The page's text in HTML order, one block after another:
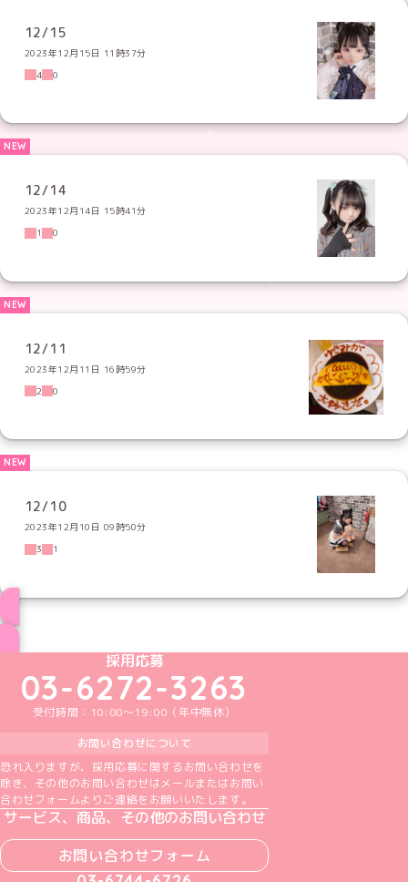
12/15
2023年12月15日 11時37分
4
0
12/14
2023年12月14日 15時41分
1
0
12/11
2023年12月11日 16時59分
2
0
12/10
2023年12月10日 09時50分
3
1
めいどりーみんTikTok公式アカウント
めいどりーみんX公式アカウント
めいどりーみんInstagram公式アカウント
めいどりーみんFacebook公式アカウン
めいどりーみんYouTube公式アカ
採用応募
03-6272-3263
受付時間：10:00～19:00（年中無休）
お問い合わせについて
恐れ入りますが、採用応募に関するお問い合わせを
除き、その他のお問い合わせはメールまたはお問い
合わせフォームよりご連絡をお願いいたします。
サービス、商品、その他のお問い合わせ
お問い合わせフォーム